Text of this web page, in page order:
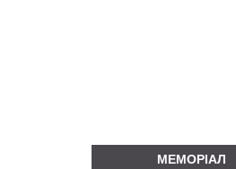
МЕМОРІАЛ